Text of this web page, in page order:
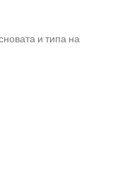
и типа на